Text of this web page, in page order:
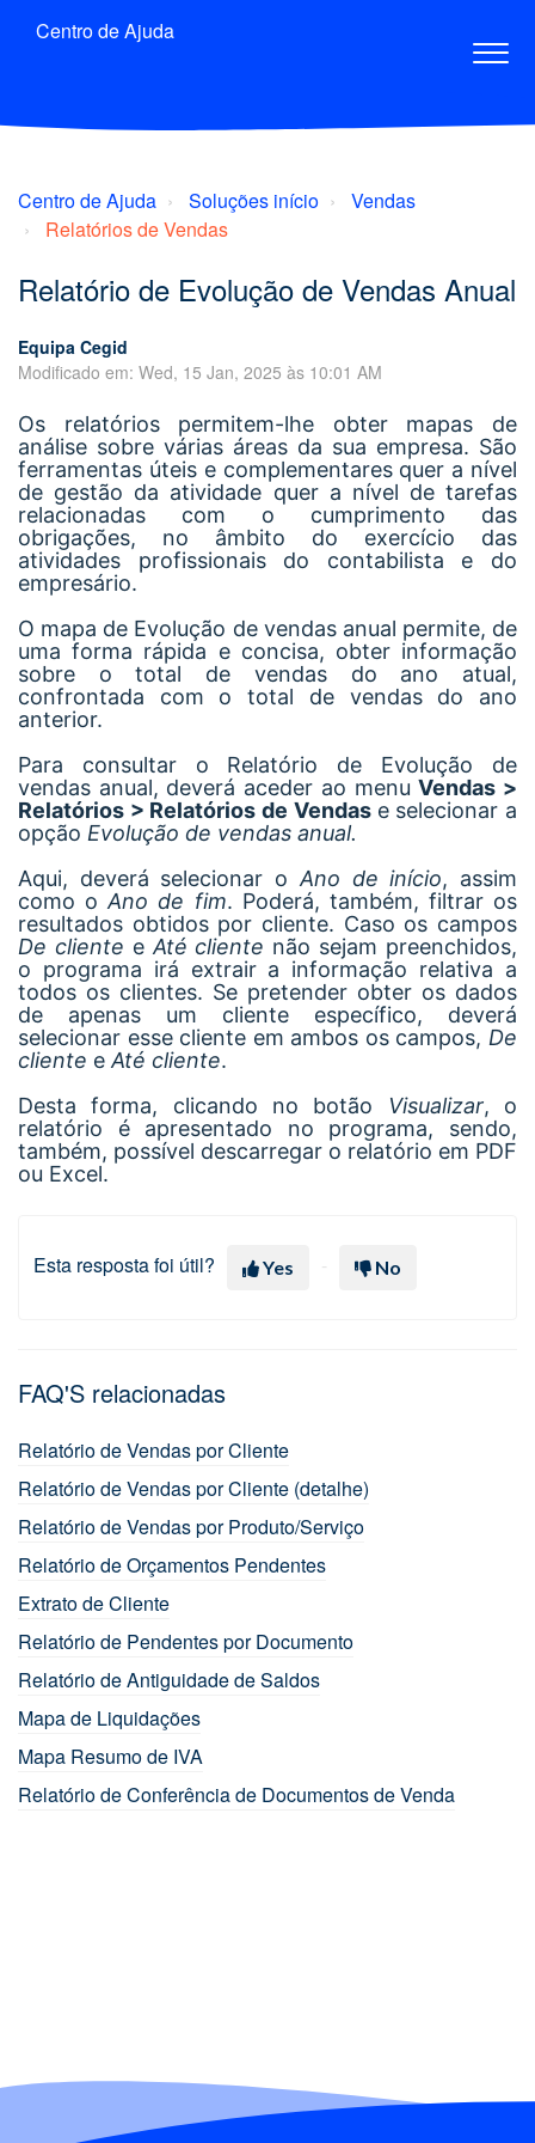
Centro de Ajuda
Centro de Ajuda Soluções início
Vendas
Relatórios de Vendas
Relatório de Evolução de Vendas Anual
Equipa Cegid
Modificado em: Wed, 15 Jan, 2025 às 10:01 AM
Os relatórios permitem-lhe obter mapas de
análise sobre várias áreas da sua empresa. São
ferramentas úteis e complementares quer a nível
de gestão da atividade quer a nível de tarefas
relacionadas com o cumprimento das
obrigações, no âmbito do exercício das
atividades profissionais do contabilista e do
empresário.
O mapa de Evolução de vendas anual permite, de
uma forma rápida e concisa, obter informação
sobre o total de vendas do ano atual,
confrontada com o total de vendas do ano
anterior.
Para consultar o Relatório de Evolução de
vendas anual, deverá aceder ao menuVendas >
Relatórios > Relatórios de Vendas e selecionar a
opção Evolução de vendas anual.
Aqui, deverá selecionar o Ano de início, assim
como oAno de fim. Poderá, também, filtrar os
resultados obtidos por cliente. Caso os campos
De cliente e Até cliente não sejam preenchidos,
o programa irá extrair a informação relativa a
todos os clientes. Se pretender obter os dados
de apenas um cliente específico, deverá
selecionar esse cliente em ambos os campos, De
cliente e Até cliente.
Desta forma, clicando no botão
Visualizar, o
relatório é apresentado no programa, sendo,
também, possível descarregar o relatório em PDF
ou Excel.
Esta resposta foi útil? Yes No
FAQ'S relacionadas
Relatório de Vendas por Cliente
Relatório de Vendas por Cliente (detalhe)
Relatório de Vendas por Produto/Serviço
Relatório de Orçamentos Pendentes
Extrato de Cliente
Relatório de Pendentes por Documento
Relatório de Antiguidade de Saldos
Mapa de Liquidações
Mapa Resumo de IVA
Relatório de Conferência de Documentos de Venda